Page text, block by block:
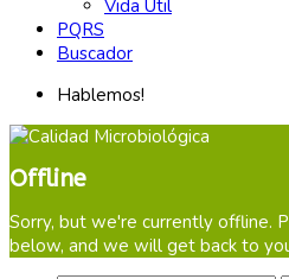
Vida Útil
PQRS
Buscador
Hablemos!
Offline
Sorry, but we're currently offline.
below, and we will get back to